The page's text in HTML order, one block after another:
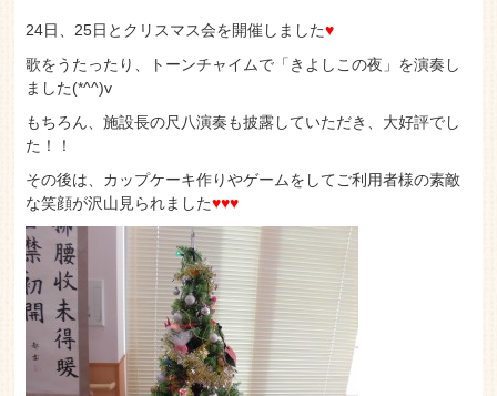
24日、25日とクリスマス会を開催しました♥
歌をうたったり、トーンチャイムで「きよしこの夜」を演奏し
ました(*^^)v
もちろん、施設長の尺八演奏も披露していただき、大好評でし
た！！
その後は、カップケーキ作りやゲームをしてご利用者様の素敵
な笑顔が沢山見られました♥♥♥